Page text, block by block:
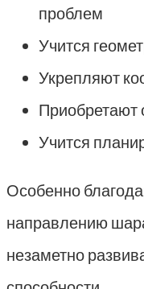
проблем
Учится
Укрепляют
Приобретают
Учится
Особенно
направлению
незаметно